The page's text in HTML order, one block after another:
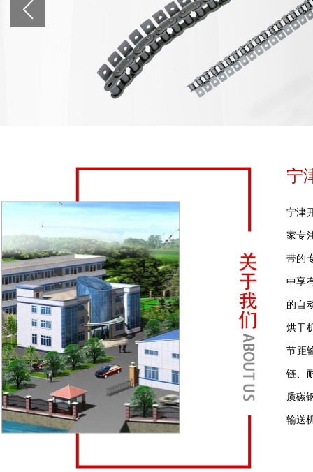
宁
宁津
家专
带的
中享
的自
烘干
节距
链、
质碳
输送